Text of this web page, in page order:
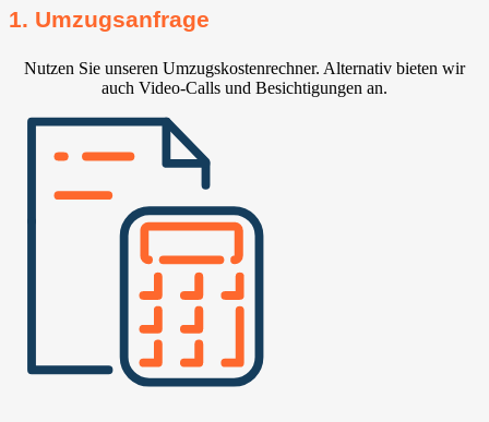
1. Umzugsanfrage
Nutzen Sie unseren Umzugskostenrechner. Alternativ bieten wir
auch Video-Calls und Besichtigungen an.